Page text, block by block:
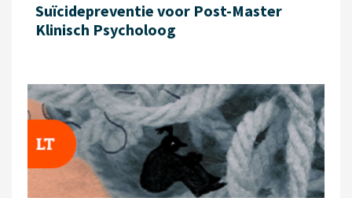
Suïcidepreventie voor Post-Master
Klinisch Psycholoog